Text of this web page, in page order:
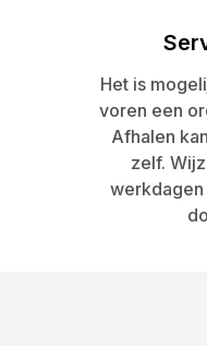
Het is
voren een
Afhalen
zelf.